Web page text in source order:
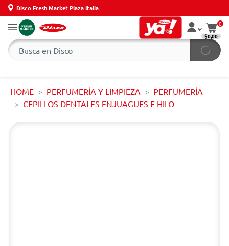
Disco Fresh Market Plaza Italia
0
$0,00
HOME PERFUMERÍA Y LIMPIEZA
PERFUMERÍA
CEPILLOS DENTALES ENJUAGUES E HILO